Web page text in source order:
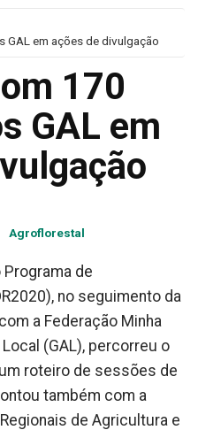
em ações de divulgação
170
GAL em
Agroflorestal
de
no seguimento da
a Federação Minha
(GAL), percorreu o
roteiro de sessões de
também com a
de Agricultura e